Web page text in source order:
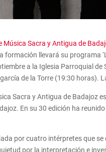
Música Sacra y Antigua de
formación llevará su programa
a la Iglesia Parroquial
de la Torre (19:30 horas).
Sacra y Antigua de Badajoz
En su 30 edición ha
por cuatro intérpretes que
por la interpretación e